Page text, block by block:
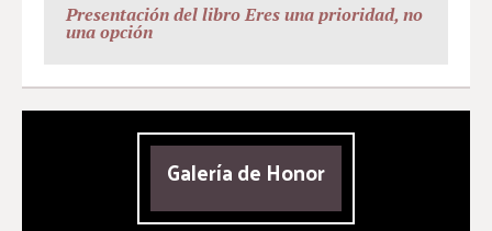
Presentación del libro Eres una prioridad, no
una opción
Galería de Honor